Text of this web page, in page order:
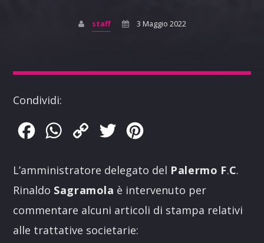
staff 3 Maggio 2022
Condividi:
FacebookWhatsApp
Copy
Twitter
L’amministratore delegato del Palermo F.C.
Rinaldo Sagramola è intervenuto per
commentare alcuni articoli di stampa relativi
alle trattative societarie: